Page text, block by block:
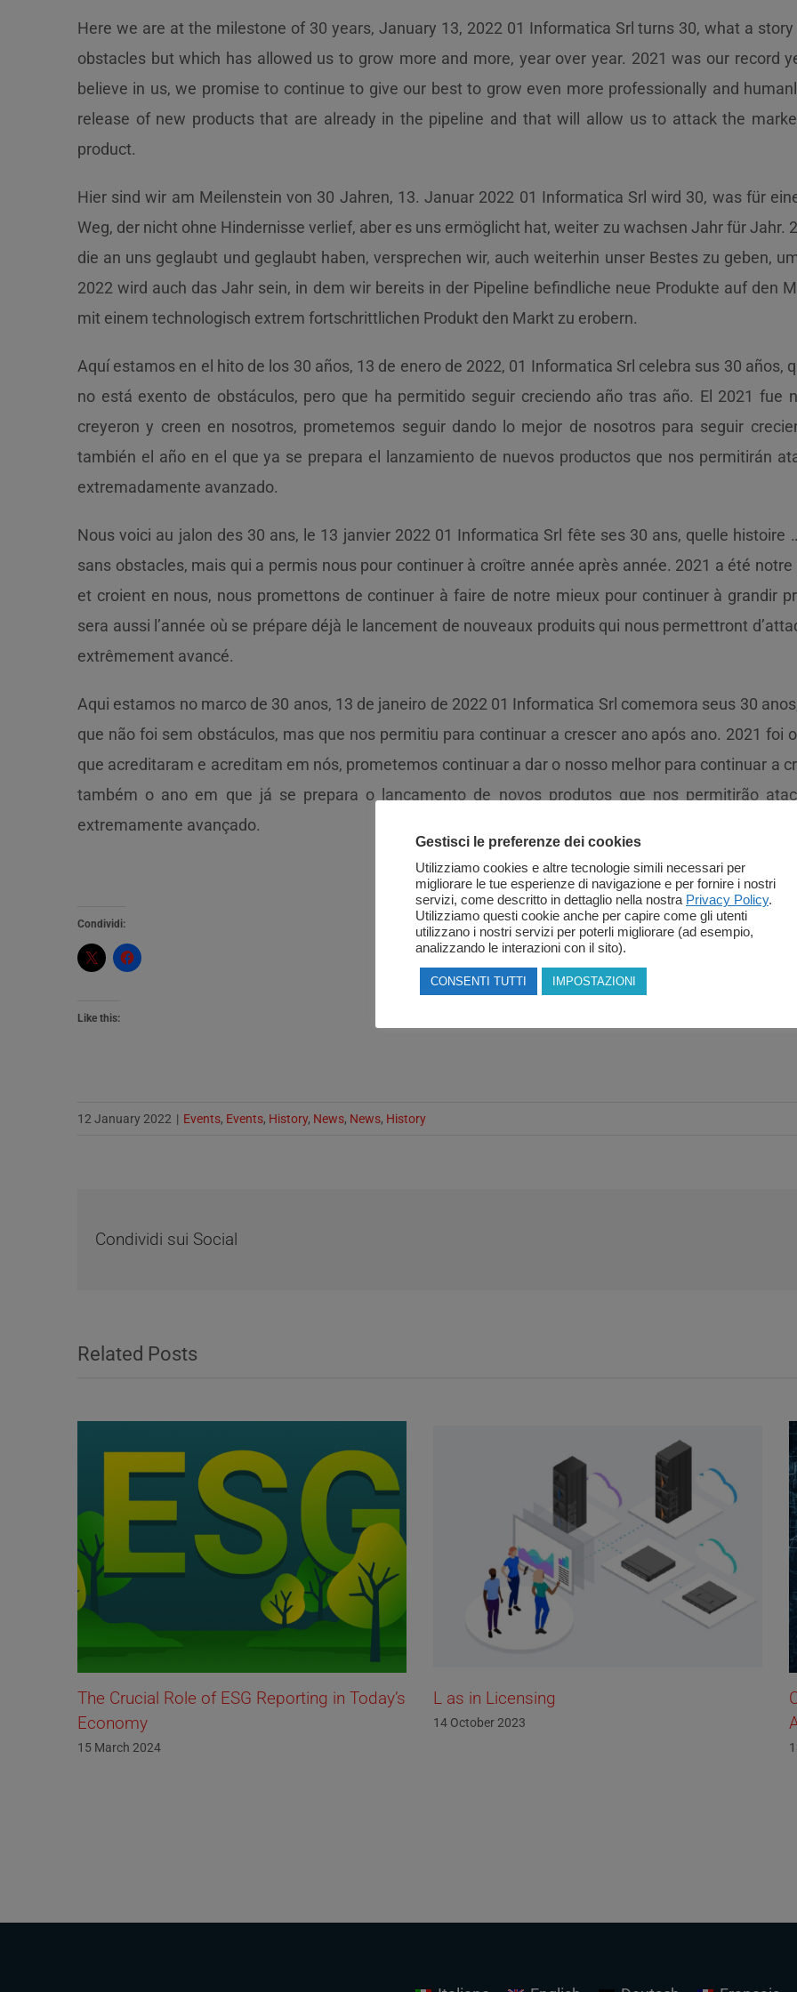
Here we are at the milestone of 30 years, January 13, 2022 01 Informatica Srl turns 30, what a
obstacles but which has allowed us to grow more and more, year over year. 2021 was our record
believe in us, we promise to continue to give our best to grow even more professionally and
release of new products that are already in the pipeline and that will allow us to attack the
product.
Hier sind wir am Meilenstein von 30 Jahren, 13. Januar 2022 01 Informatica Srl wird 30, was für
Weg, der nicht ohne Hindernisse verlief, aber es uns ermöglicht hat, weiter zu wachsen Jahr für Jahr.
die an uns geglaubt und geglaubt haben, versprechen wir, auch weiterhin unser Bestes zu geben,
2022 wird auch das Jahr sein, in dem wir bereits in der Pipeline befindliche neue Produkte auf den
mit einem technologisch extrem fortschrittlichen Produkt den Markt zu erobern.
Aquí estamos en el hito de los 30 años, 13 de enero de 2022, 01 Informatica Srl celebra sus 30
no está exento de obstáculos, pero que ha permitido seguir creciendo año tras año. El 2021 fue
creyeron y creen en nosotros, prometemos seguir dando lo mejor de nosotros para seguir
también el año en el que ya se prepara el lanzamiento de nuevos productos que nos permitirán
extremadamente avanzado.
Nous voici au jalon des 30 ans, le 13 janvier 2022 01 Informatica Srl fête ses 30 ans, quelle histoire
sans obstacles, mais qui a permis nous pour continuer à croître année après année. 2021 a été
et croient en nous, nous promettons de continuer à faire de notre mieux pour continuer à grandir
sera aussi l’année où se prépare déjà le lancement de nouveaux produits qui nous permettront
extrêmement avancé.
Aqui estamos no marco de 30 anos, 13 de janeiro de 2022 01 Informatica Srl comemora seus 30
que não foi sem obstáculos, mas que nos permitiu para continuar a crescer ano após ano. 2021 foi
que acreditaram e acreditam em nós, prometemos continuar a dar o nosso melhor para continuar a
também o ano em que já se prepara o lançamento de novos produtos que nos permitirão
extremamente avançado.
Condividi:
Like this:
12 January 2022 | Events, Events, History, News, News, History
Condividi sui Social
Related Posts
L as in Licensing
14 October 2023
Cybersecurity Risks and How to Defend
Against Them
Gestisci le preferenze dei cookies
Utilizziamo cookies e altre tecnologie simili necessari per
migliorare le tue esperienze di navigazione e per fornire i nostri
servizi, come descritto in dettaglio nella nostra Privacy Policy.
Utilizziamo questi cookie anche per capire come gli utenti
utilizzano i nostri servizi per poterli migliorare (ad esempio,
analizzando le interazioni con il sito).
CONSENTI TUTTI IMPOSTAZIONI